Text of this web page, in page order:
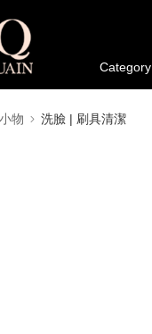
Category
物 洗臉 | 刷具清潔